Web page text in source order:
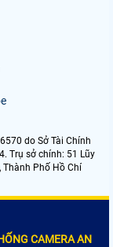
do Sở Tài Chính
Trụ sở chính: 51 Lũy
Thành Phố Hồ Chí
CAMERA AN